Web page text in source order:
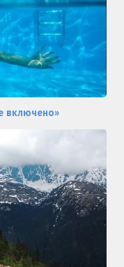
включено»